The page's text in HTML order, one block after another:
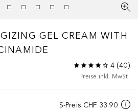
GEL CREAM WITH
4(40)
Preise inkl. MwSt.
S-Preis CHF 33.90